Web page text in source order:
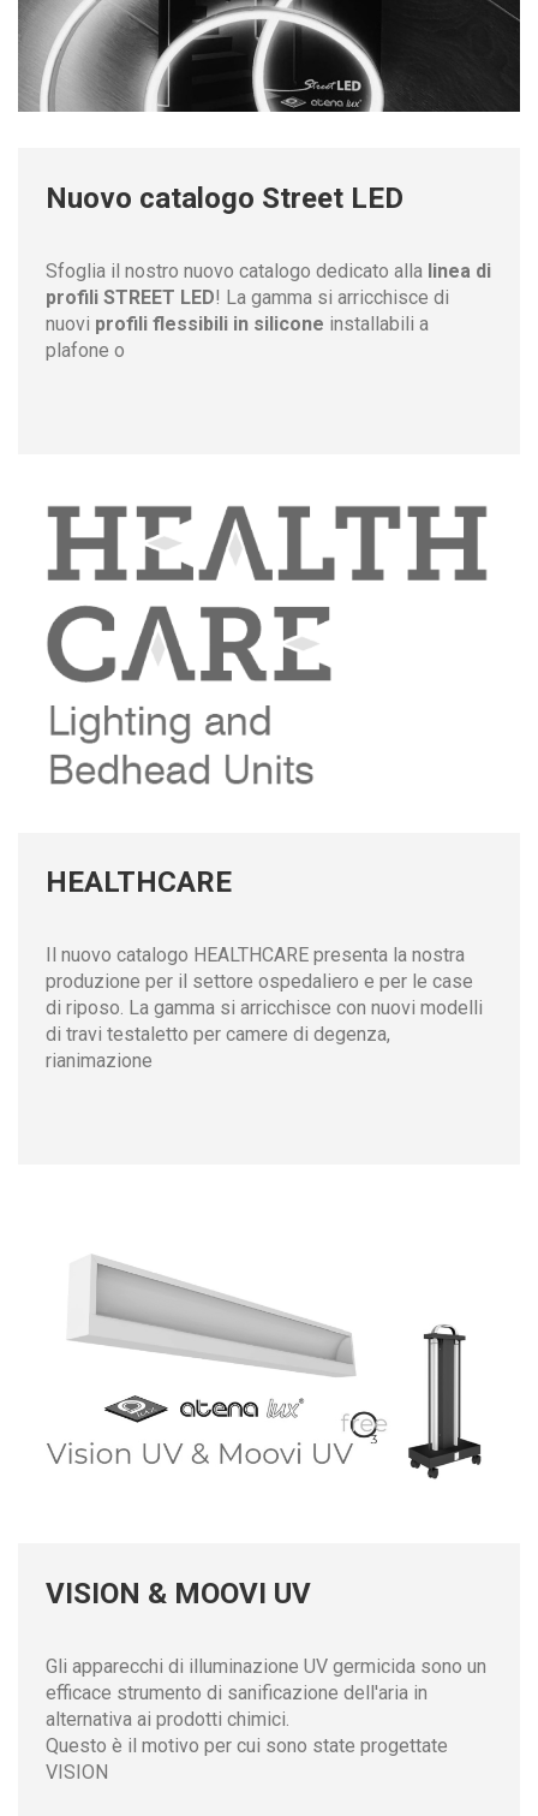
Nuovo catalogo Street LED
Sfoglia il nostro nuovo catalogo dedicato alla linea di
profili STREET LED! La gamma si arricchisce di
nuovi profili flessibili in silicone installabili a
plafone o
HEALTHCARE
Il nuovo catalogo HEALTHCARE presenta la nostra
produzione per il settore ospedaliero e per le case
di riposo. La gamma si arricchisce con nuovi modelli
di travi testaletto per camere di degenza,
rianimazione
VISION & MOOVI UV
Gli apparecchi di illuminazione UV germicida sono un
efficace strumento di sanificazione dell'aria in
alternativa ai prodotti chimici.
Questo è il motivo per cui sono state progettate
VISION